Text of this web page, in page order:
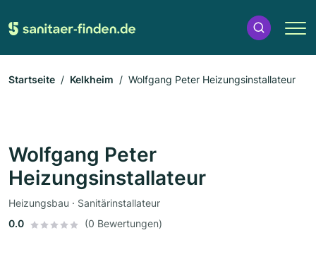
Startseite Kelkheim Wolfgang Peter Heizungsinstallateur
Wolfgang Peter
Heizungsinstallateur
Heizungsbau · Sanitärinstallateur
0.0
(0 Bewertungen)